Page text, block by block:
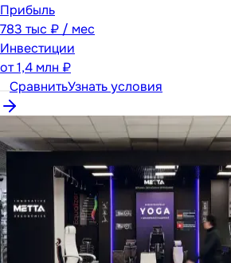
Прибыль
783 тыс ₽ / мес
Инвестиции
от1,4 млн ₽
СравнитьУзнать условия